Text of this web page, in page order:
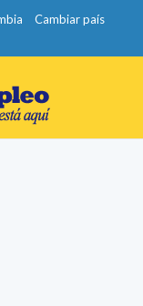
Cambiar país